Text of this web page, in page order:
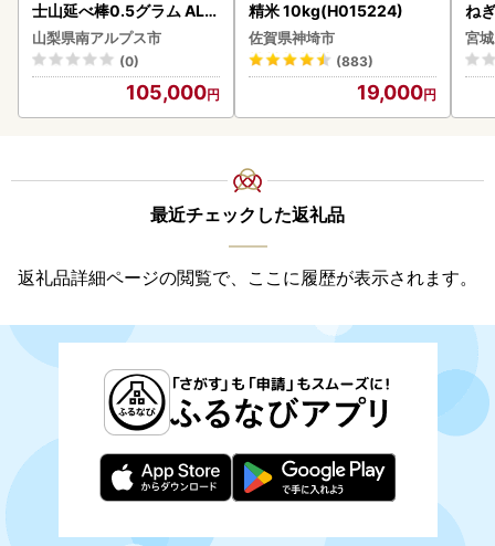
士山延べ棒0.5グラム ALP
BK181
山梨県南アルプス市
(0)
105,000
精米 10kg(H015224)
佐賀県神埼市
(883)
19,000
ね
宮
最近チェックした返礼品
返礼品詳細ページの閲覧で、ここに履歴が表示されます。